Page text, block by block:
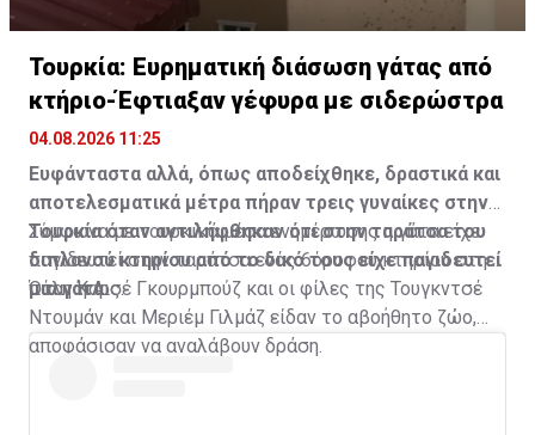
Τουρκία: Ευρηματική διάσωση γάτας από
κτήριο-Έφτιαξαν γέφυρα με σιδερώστρα
04.08.2026 11:25
Ευφάνταστα αλλά, όπως αποδείχθηκε, δραστικά και
αποτελεσματικά μέτρα πήραν τρεις γυναίκες στην
Τουρκία όταν αντιλήφθηκαν ότι στην ταράτσα του
διπλανού κτηρίου από το δικό τους είχε παγιδευτεί
μια γάτα.
Σύμφωνα με τουρκικά μέσα ενημέρωσης η γάτα είχε
παγιδευτεί στην ταράτσα ενός 6όροφου κτηρίου στην
πόλη Καρς.
Όταν η Αισέ Γκουρμπούζ και οι φίλες της Τουγκντσέ
Ντουμάν και Μεριέμ Γιλμάζ είδαν το αβοήθητο ζώο,
αποφάσισαν να αναλάβουν δράση.